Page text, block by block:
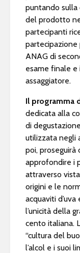
puntando
del prodotto
partecipanti
partecipazione
ANAG di
esame finale
assaggiatore.
Il programma
dedicata alla
di
utilizzata negli
poi,
approfondire i
attraverso
origini e le
acquaviti
l’unicità della
cento italiana.
“cultura del
l’alcol e i suoi